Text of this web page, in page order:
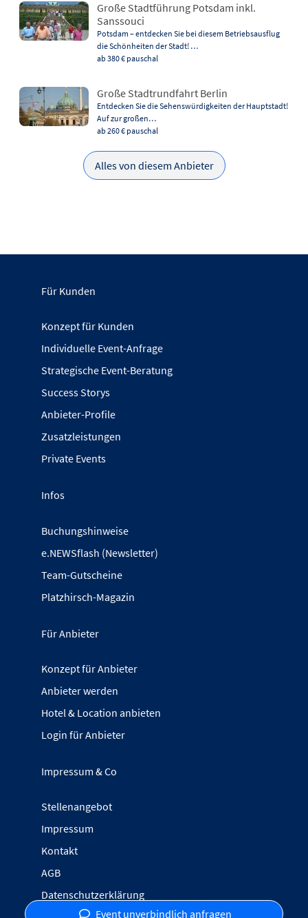
Event unverbindlich anfragen
Große Stadtführung Potsdam inkl.
Sanssouci
Potsdam – entdecken Sie bei diesem Betriebsausflug
die Schönheiten der Stadt! …
ab 380 € pauschal
Große Stadtrundfahrt Berlin
Entdecken Sie die Sehenswürdigkeiten der Hauptstadt!
Auf zur großen…
ab 260 € pauschal
Alles von diesem Anbieter
Für Kunden
Konzept für Kunden
Individuelle Event-Anfrage
Strategische Event-Beratung
Success Storys
Anbieter-Profile
Zusatzleistungen
Private Events
Infos
Buchungshinweise
e.NEWSflash (Newsletter)
Team-Gutscheine
Platzhirsch-Magazin
Für Anbieter
Konzept für Anbieter
Anbieter werden
Hotel & Location anbieten
Login für Anbieter
Impressum & Co
Stellenangebot
Impressum
Kontakt
AGB
Datenschutzerklärung